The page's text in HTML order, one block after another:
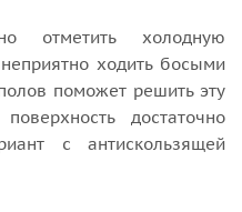
отметить холодную
ходить босыми
поможет решить эту
достаточно
с антискользящей